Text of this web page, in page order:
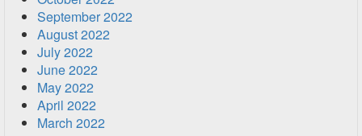
September 2022
August 2022
July 2022
June 2022
May 2022
April 2022
March 2022